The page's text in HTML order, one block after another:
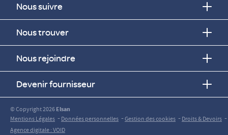
Nous suivre
Nous trouver
Nous rejoindre
Devenir fournisseur
© Copyright 2026Elsan
Mentions Légales -Données personnelles -Gestion des cookies -Droits & Devoirs -
Agence digitale : VOID